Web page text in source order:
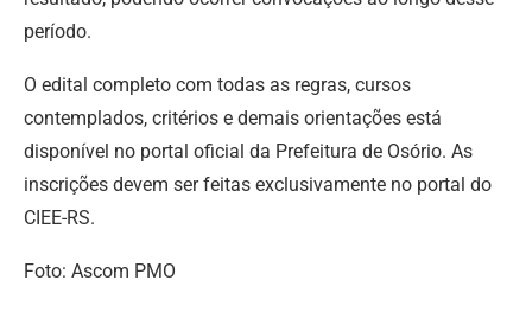
período.
O edital completo com todas as regras, cursos
contemplados, critérios e demais orientações está
disponível no portal oficial da Prefeitura de Osório. As
inscrições devem ser feitas exclusivamente no portal do
CIEE-RS.
Foto: Ascom PMO